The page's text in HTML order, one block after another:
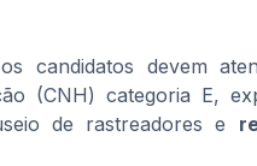
candidatos devem
(CNH) categoria E,
de rastreadores e